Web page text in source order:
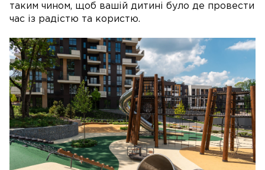
таким чином, щоб вашій дитині було де провести
час із радістю та користю.